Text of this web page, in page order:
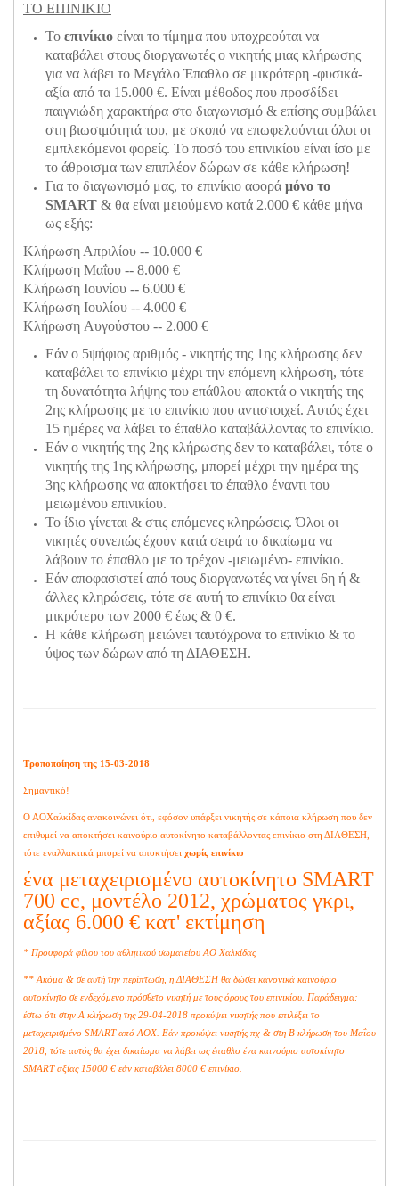
ΤΟ ΕΠΙΝΙΚΙΟ
Το επινίκιο είναι το τίμημα που υποχρεούται να
καταβάλει στους διοργανωτές ο νικητής μιας κλήρωσης
για να λάβει το Μεγάλο Έπαθλο σε μικρότερη -φυσικά-
αξία από τα 15.000 €. Είναι μέθοδος που προσδίδει
παιγνιώδη χαρακτήρα στο διαγωνισμό & επίσης συμβάλει
στη βιωσιμότητά του, με σκοπό να επωφελούνται όλοι οι
εμπλεκόμενοι φορείς. Το ποσό του επινικίου είναι ίσο με
το άθροισμα των επιπλέον δώρων σε κάθε κλήρωση!
Για το διαγωνισμό μας, το επινίκιο αφορά μόνο το
SMART & θα είναι μειούμενο κατά 2.000 € κάθε μήνα
ως εξής:
Κλήρωση Απριλίου -- 10.000 €
Κλήρωση Μαΐου -- 8.000 €
Κλήρωση Ιουνίου -- 6.000 €
Κλήρωση Ιουλίου -- 4.000 €
Κλήρωση Αυγούστου -- 2.000 €
Εάν ο 5ψήφιος αριθμός - νικητής της 1ης κλήρωσης δεν
καταβάλει το επινίκιο μέχρι την επόμενη κλήρωση, τότε
τη δυνατότητα λήψης του επάθλου αποκτά ο νικητής της
2ης κλήρωσης με το επινίκιο που αντιστοιχεί. Αυτός έχει
15 ημέρες να λάβει το έπαθλο καταβάλλοντας το επινίκιο.
Εάν ο νικητής της 2ης κλήρωσης δεν το καταβάλει, τότε ο
νικητής της 1ης κλήρωσης, μπορεί μέχρι την ημέρα της
3ης κλήρωσης να αποκτήσει το έπαθλο έναντι του
μειωμένου επινικίου.
Το ίδιο γίνεται & στις επόμενες κληρώσεις. Όλοι οι
νικητές συνεπώς έχουν κατά σειρά το δικαίωμα να
λάβουν το έπαθλο με το τρέχον -μειωμένο- επινίκιο.
Εάν αποφασιστεί από τους διοργανωτές να γίνει 6η ή &
άλλες κληρώσεις, τότε σε αυτή το επινίκιο θα είναι
μικρότερο των 2000 € έως & 0 €.
Η κάθε κλήρωση μειώνει ταυτόχρονα το επινίκιο & το
ύψος των δώρων από τη ΔΙΑΘΕΣΗ.
Τροποποίηση της 15-03-2018
Σημαντικό!
Ο ΑΟΧαλκίδας ανακοινώνει ότι, εφόσον υπάρξει νικητής σε κάποια κλήρωση που δεν
επιθυμεί να αποκτήσει καινούριο αυτοκίνητο καταβάλλοντας επινίκιο στη ΔΙΑΘΕΣΗ,
τότε εναλλακτικά μπορεί να αποκτήσει χωρίς επινίκιο
ένα μεταχειρισμένο αυτοκίνητο SMART
700 cc, μοντέλο 2012, χρώματος γκρι,
αξίας 6.000 € κατ' εκτίμηση
* Προσφορά φίλου του αθλητικού σωματείου ΑΟ Χαλκίδας
** Ακόμα & σε αυτή την περίπτωση, η ΔΙΑΘΕΣΗ θα δώσει κανονικά καινούριο
αυτοκίνητο σε ενδεχόμενο πρόσθετο νικητή με τους όρους του επινικίου. Παράδειγμα:
έστω ότι στην Α κλήρωση της 29-04-2018 προκύψει νικητής που επιλέξει το
μεταχειρισμένο SMART από ΑΟΧ. Εάν προκύψει νικητής πχ & στη Β κλήρωση του Μαΐου
2018, τότε αυτός θα έχει δικαίωμα να λάβει ως έπαθλο ένα καινούριο αυτοκίνητο
SMART αξίας 15000 € εάν καταβάλει 8000 € επινίκιο.